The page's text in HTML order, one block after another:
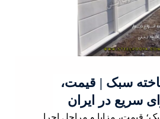
سبک | قیمت،
سریع در ایران
قیمت، مزایا و مراحل اجرا